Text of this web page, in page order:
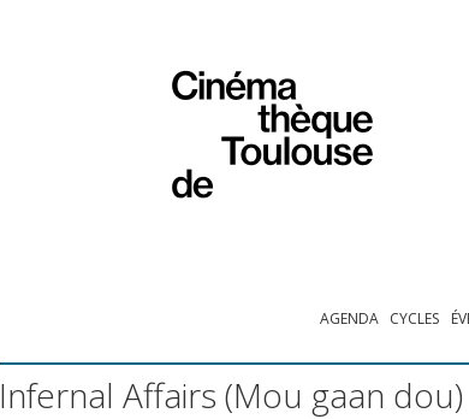
AGENDA CYCLES
Infernal Affairs (Mou gaan dou)